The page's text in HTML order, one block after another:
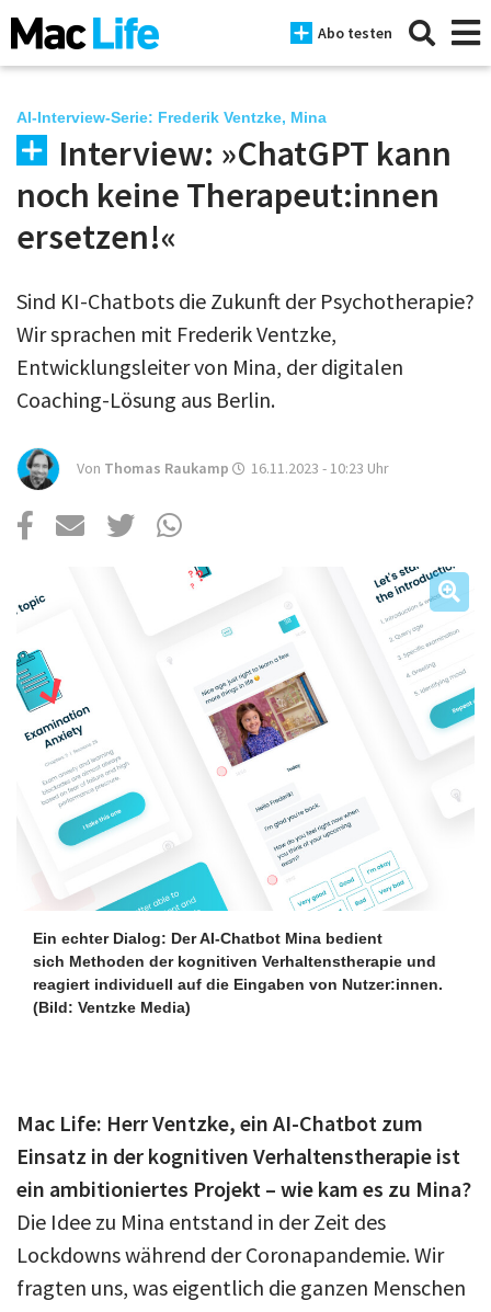
Abo testen
iPhone
iPad
Tests
Tipps
Magazine
Über uns
Podcast
Anmelden
AI-Interview-Serie: Frederik Ventzke, Mina
Interview: »ChatGPT kann
noch keine Therapeut:innen
ersetzen!«
Sind KI-Chatbots die Zukunft der Psychotherapie?
Wir sprachen mit Frederik Ventzke,
Entwicklungsleiter von Mina, der digitalen
Coaching-Lösung aus Berlin.
Von Thomas Raukamp 16.11.2023 - 10:23 Uhr
Ein echter Dialog: Der AI-Chatbot Mina bedient
sich Methoden der kognitiven Verhaltenstherapie und
reagiert individuell auf die Eingaben von Nutzer:innen.
(Bild: Ventzke Media)
Mac Life: Herr Ventzke, ein AI-Chatbot zum
Einsatz in der kognitiven Verhaltenstherapie ist
ein ambitioniertes Projekt – wie kam es zu Mina?
Die Idee zu Mina entstand in der Zeit des
Lockdowns während der Coronapandemie. Wir
fragten uns, was eigentlich die ganzen Menschen